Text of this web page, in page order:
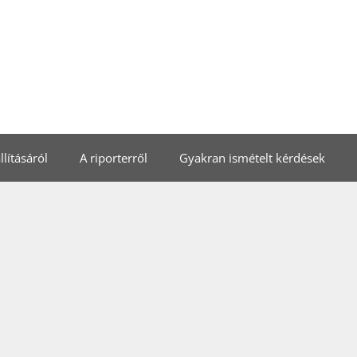
A riporterről Gyakran ismételt kérdések